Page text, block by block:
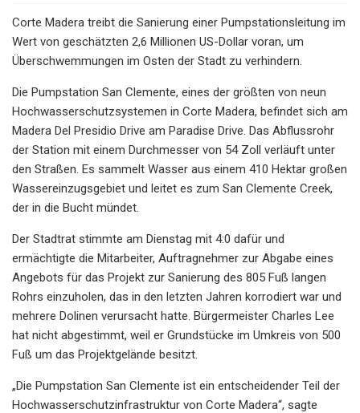
Corte Madera treibt die Sanierung einer Pumpstationsleitung im
Wert von geschätzten 2,6 Millionen US-Dollar voran, um
Überschwemmungen im Osten der Stadt zu verhindern.
Die Pumpstation San Clemente, eines der größten von neun
Hochwasserschutzsystemen in Corte Madera, befindet sich am
Madera Del Presidio Drive am Paradise Drive. Das Abflussrohr
der Station mit einem Durchmesser von 54 Zoll verläuft unter
den Straßen. Es sammelt Wasser aus einem 410 Hektar großen
Wassereinzugsgebiet und leitet es zum San Clemente Creek,
der in die Bucht mündet.
Der Stadtrat stimmte am Dienstag mit 4:0 dafür und
ermächtigte die Mitarbeiter, Auftragnehmer zur Abgabe eines
Angebots für das Projekt zur Sanierung des 805 Fuß langen
Rohrs einzuholen, das in den letzten Jahren korrodiert war und
mehrere Dolinen verursacht hatte. Bürgermeister Charles Lee
hat nicht abgestimmt, weil er Grundstücke im Umkreis von 500
Fuß um das Projektgelände besitzt.
„Die Pumpstation San Clemente ist ein entscheidender Teil der
Hochwasserschutzinfrastruktur von Corte Madera“, sagte